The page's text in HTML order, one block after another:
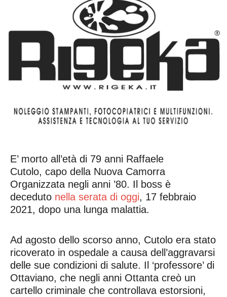
E’ morto all’età di 79 anni Raffaele
Cutolo, capo della Nuova Camorra
Organizzata negli anni ’80. Il boss è
deceduto nella serata di oggi, 17 febbraio
2021, dopo una lunga malattia.
Ad agosto dello scorso anno, Cutolo era stato
ricoverato in ospedale a causa dell’aggravarsi
delle sue condizioni di salute. Il ‘professore’ di
Ottaviano, che negli anni Ottanta creò un
cartello criminale che controllava estorsioni,